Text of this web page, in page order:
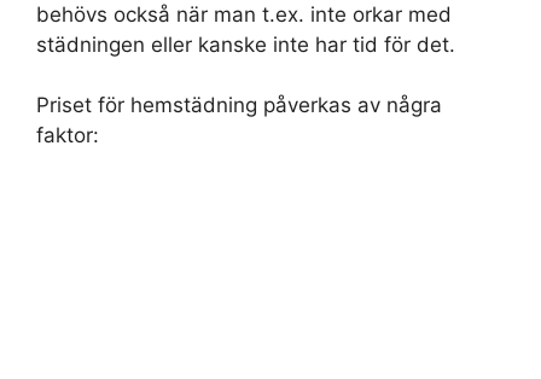
behövs också när man t.ex. inte orkar med
städningen eller kanske inte har tid för det.
Priset för hemstädning påverkas av några
faktor: